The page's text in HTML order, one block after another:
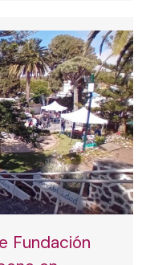
Fundación